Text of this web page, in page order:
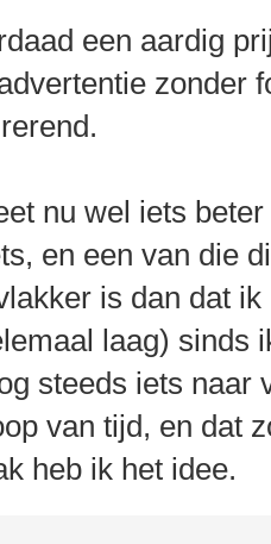
een aardig
zonder
nu wel iets
en een van die
is dan dat
laag) sinds
steeds iets naar
van tijd, en dat
heb ik het idee.